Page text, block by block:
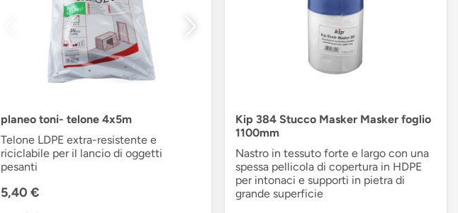
planeo toni- telone 4x5m
Telone LDPE extra-resistente e
riciclabile per il lancio di oggetti
pesanti
5,40 €
Kip 384 Stucco Masker Masker foglio
1100mm
Nastro in tessuto forte e largo con una
spessa pellicola di copertura in HDPE
per intonaci e supporti in pietra di
grande superficie